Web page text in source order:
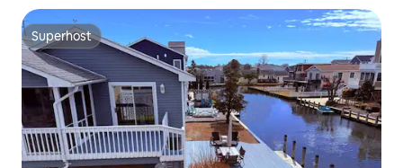
Superhost
Superhost